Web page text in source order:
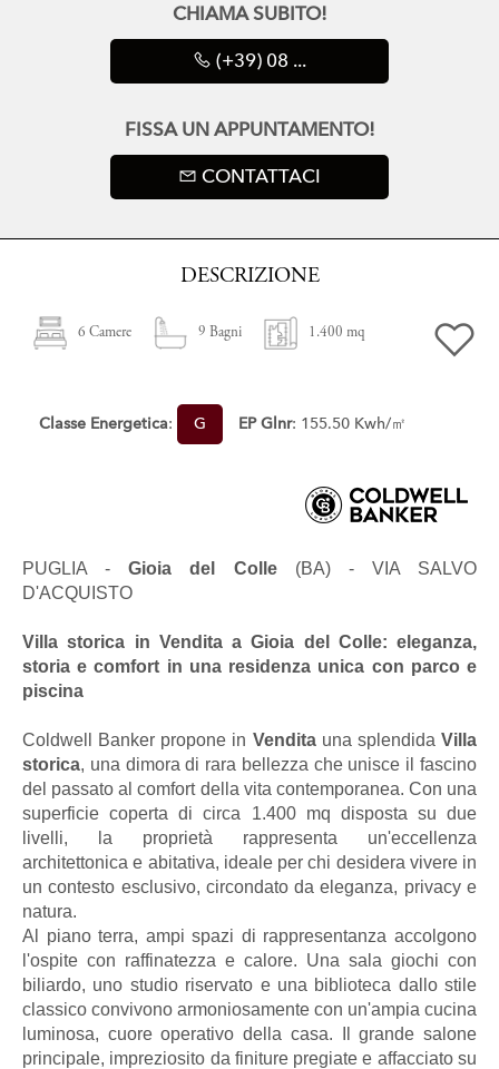
CHIAMA SUBITO!
(+39) 08 ...
FISSA UN APPUNTAMENTO!
CONTATTACI
DESCRIZIONE
6 Camere 9 Bagni 1.400 mq
Classe Energetica: G EP Glnr: 155.50 Kwh/㎡
PUGLIA -Gioia del Colle(BA) - VIA SALVO
D'ACQUISTO
Villa storica in VenditaaGioia del Colle: eleganza,
storia e comfort in una residenza unica con parco e
piscina
Coldwell Banker propone in Venditauna splendidaVilla
storica, una dimora di rara bellezza che unisce il fascino
del passato al comfort della vita contemporanea. Con una
superficie coperta di circa 1.400 mq disposta su due
livelli, la proprietà rappresenta un'eccellenza
architettonica e abitativa, ideale per chi desidera vivere in
un contesto esclusivo, circondato da eleganza, privacy e
natura.
Al piano terra, ampi spazi di rappresentanza accolgono
l'ospite con raffinatezza e calore. Una sala giochi con
biliardo, uno studio riservato e una biblioteca dallo stile
classico convivono armoniosamente con un'ampia cucina
luminosa, cuore operativo della casa. Il grande salone
principale, impreziosito da finiture pregiate e affacciato su